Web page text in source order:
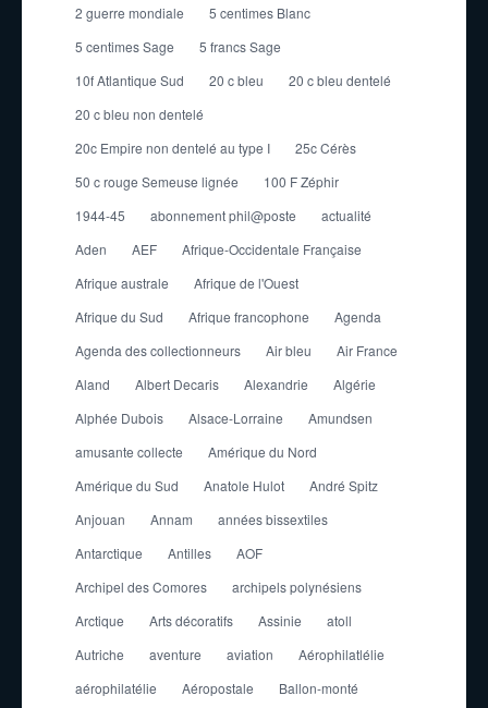
2 guerre mondiale
5 centimes Blanc
5 centimes Sage
5 francs Sage
10f Atlantique Sud
20 c bleu
20 c bleu dentelé
20 c bleu non dentelé
20c Empire non dentelé au type I
25c Cérès
50 c rouge Semeuse lignée
100 F Zéphir
1944-45
abonnement phil@poste
actualité
Aden
AEF
Afrique-Occidentale Française
Afrique australe
Afrique de l'Ouest
Afrique du Sud
Afrique francophone
Agenda
Agenda des collectionneurs
Air bleu
Air France
Aland
Albert Decaris Alexandrie
Algérie
Alphée Dubois
Alsace-Lorraine
Amundsen
amusante collecte
Amérique du Nord
Amérique du Sud
Anatole Hulot
André Spitz
Anjouan
Annam
années bissextiles
Antarctique
Antilles
AOF
Archipel des Comores
archipels polynésiens
Arctique
Arts décoratifs Assinie
atoll
Autriche
aventure aviation
Aérophilatlélie
aérophilatélie
Aéropostale
Ballon-monté